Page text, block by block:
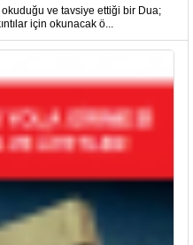
ve tavsiye ettiği bir Dua;
için okunacak ö...